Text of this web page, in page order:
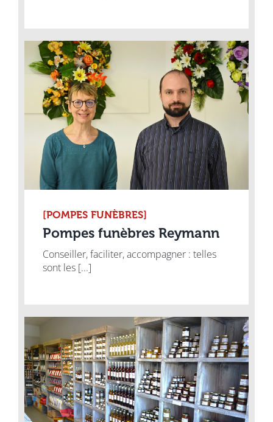
[POMPES FUNÈBRES]
Pompes funèbres Reymann
Conseiller, faciliter, accompagner : telles
sont les [...]